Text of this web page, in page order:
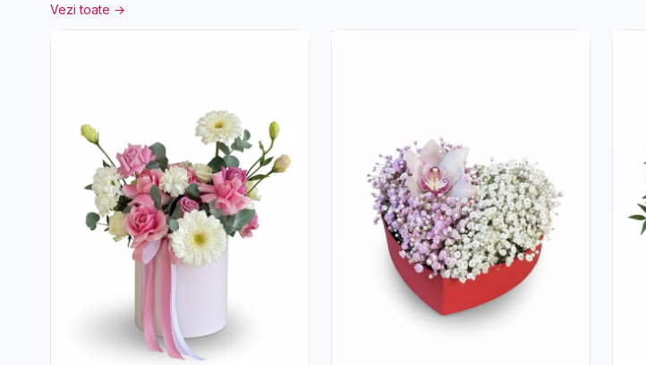
Vezi toate →